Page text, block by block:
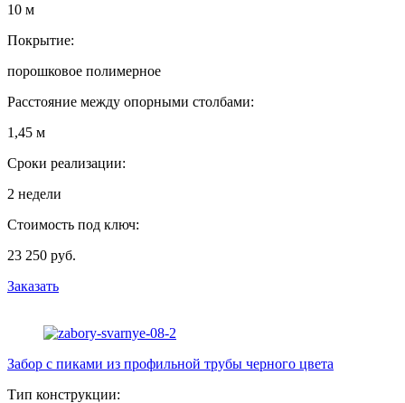
10 м
Покрытие:
порошковое полимерное
Расстояние между опорными столбами:
1,45 м
Сроки реализации:
2 недели
Стоимость под ключ:
23 250 руб.
Заказать
Забор с пиками из профильной трубы черного цвета
Тип конструкции: